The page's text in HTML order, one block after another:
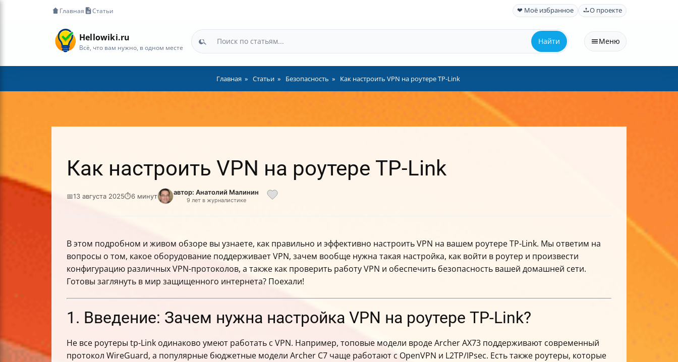
Главная Статьи ❤ Моё избранное О проекте
Hellowiki.ru
Всё, что вам нужно, в одном месте
Найти Меню
Главная Статьи Безопасность Как настроить VPN на роутере TP-Link
Как настроить VPN на роутере TP-Link
📅13 августа 2025⏱6 минут автор: Анатолий Малинин
9 лет в журналистике
В этом подробном и живом обзоре вы узнаете, как правильно и эффективно настроить VPN на вашем роутере TP-Link. Мы ответим на
вопросы о том, какое оборудование поддерживает VPN, зачем вообще нужна такая настройка, как войти в роутер и произвести
конфигурацию различных VPN-протоколов, а также как проверить работу VPN и обеспечить безопасность вашей домашней сети.
Готовы заглянуть в мир защищенного интернета? Поехали!
1. Введение: Зачем нужна настройка VPN на роутере TP-Link?
Не все роутеры tp-Link одинаково умеют работать с VPN. Например, топовые модели вроде Archer AX73 поддерживают современный
протокол WireGuard, а популярные бюджетные модели Archer C7 чаще работают с OpenVPN и L2TP/IPsec. Есть также роутеры, которые